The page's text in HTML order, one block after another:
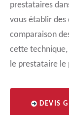
prestataires
vous établir des
comparaison
cette technique,
le prestataire le
DEVIS